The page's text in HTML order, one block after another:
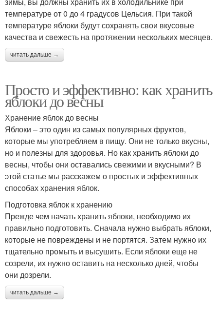
температуре от 0 до 4 градусов Цельсия. При такой
температуре яблоки будут сохранять свои вкусовые
качества и свежесть на протяжении нескольких месяцев.
читать дальше →
Просто и эффективно: как хранить
яблоки до весны
Хранение яблок до весны
Яблоки – это один из самых популярных фруктов,
которые мы употребляем в пищу. Они не только вкусны,
но и полезны для здоровья. Но как хранить яблоки до
весны, чтобы они оставались свежими и вкусными? В
этой статье мы расскажем о простых и эффективных
способах хранения яблок.
Подготовка яблок к хранению
Прежде чем начать хранить яблоки, необходимо их
правильно подготовить. Сначала нужно выбрать яблоки,
которые не повреждены и не портятся. Затем нужно их
тщательно промыть и высушить. Если яблоки еще не
созрели, их нужно оставить на несколько дней, чтобы
они дозрели.
читать дальше →